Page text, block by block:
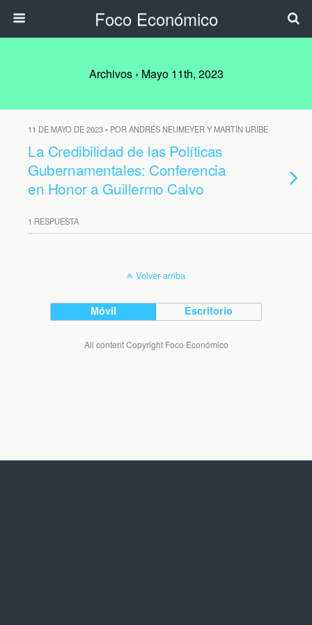
Foco Económico
Archivos › Mayo 11th, 2023
11 DE MAYO DE 2023 • POR ANDRÉS NEUMEYER Y MARTÍN URIBE
La Credibilidad de las Políticas
Gubernamentales: Conferencia
en Honor a Guillermo Calvo
1 RESPUESTA
Volver arriba
Móvil Escritorio
All content Copyright Foco Económico